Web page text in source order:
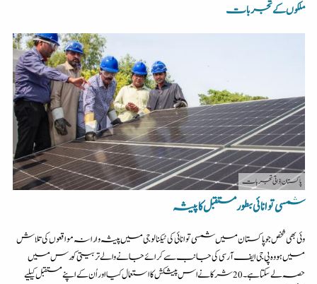
ملکوں کے تجربات
پاکستان| ذاتی تجربات
شمسی توانائی بطور مستقبل کا پیشہ
وئی بھی شخص جو پاکستان میں شمسی توانائی کی ٹیکنالوجی میں پیشہ وارانہ مواقعوں کی تلاش
میں ہو وہ پی جی ایف آر سی کی جانب سے کرائے جانے والے تربیتی کورس میں
حصہ لے سکتا ہے۔ 20 شرکا نے اس پیشکش کا استعمال کیا اور اُن کے اپنے مستقبل کیلیے